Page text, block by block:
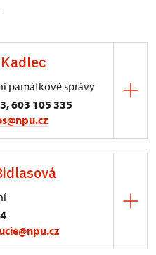
památkové správy
603 105 335